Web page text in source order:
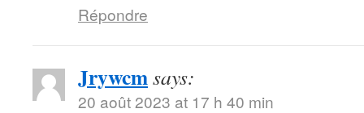
Répondre
Jrywcmsays:
20 août 2023 at 17 h 40 min